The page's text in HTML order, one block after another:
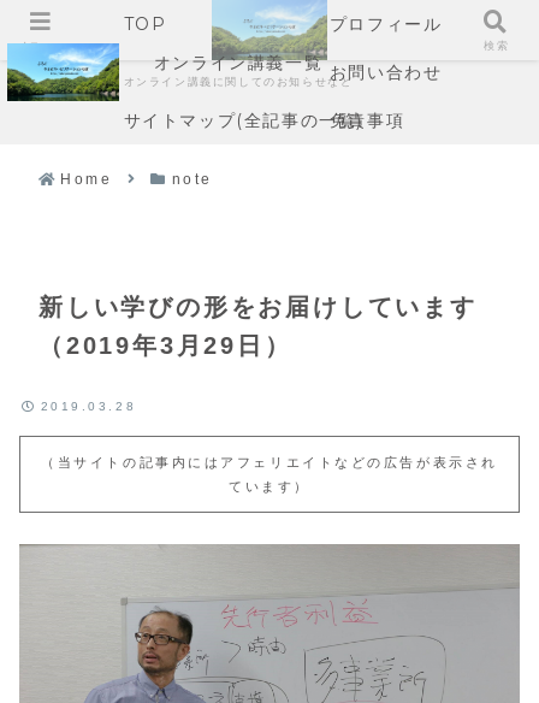
TOP
プロフィール
オンライン講義一覧
オンライン講義に関してのお知らせなどお問い合わせ
サイトマップ(全記事の一覧)免責事項
Home note
新しい学びの形をお届けしています
（2019年3月29日）
2019.03.28
（当サイトの記事内にはアフェリエイトなどの広告が表示され
ています）
メニュー 検索